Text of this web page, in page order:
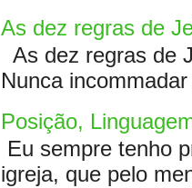
As dez regras de
As dez regras de
Nunca
Posição,
Eu sempre tenho
igreja, que pelo